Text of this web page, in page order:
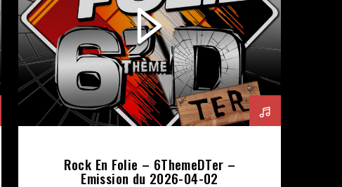
Rock En Folie – 6ThemeDTer –
Emission du 2026-04-02